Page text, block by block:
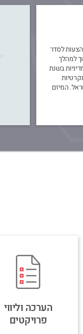
2025: חמש הצעות לסדר
למהלך
בשנת
המיזם
הערכה וליווי
פרויקטים